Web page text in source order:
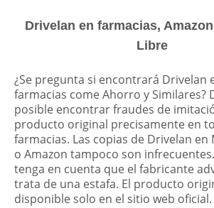
Drivelan en farmacias,
Libre
¿Se pregunta si encontrará Drivelan
farmacias come Ahorro y Similares?
posible encontrar fraudes de
producto original precisamente en
farmacias. Las copias de Drivelan en
o Amazon tampoco son
tenga en cuenta que el fabricante
trata de una estafa. El producto
disponible solo en el sitio web oficial.